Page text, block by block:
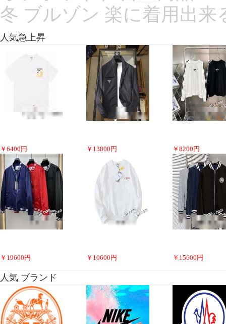
冬 ブルゾン 楽に着用出来
人気急上昇
￥ 6400 円 ￥ 13800 円 ￥ 8200 円
￥ 19600 円 ￥ 10600 円 ￥ 15600 円
人気 ブランド